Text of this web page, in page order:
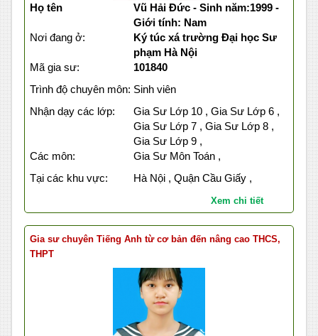
Họ tên
Vũ Hải Đức - Sinh năm:1999 -
Giới tính: Nam
Nơi đang ở:
Ký túc xá trường Đại học Sư
phạm Hà Nội
Mã gia sư:
101840
Trình độ chuyên môn: Sinh viên
Nhận dạy các lớp:
Gia Sư Lớp 10 , Gia Sư Lớp 6 ,
Gia Sư Lớp 7 , Gia Sư Lớp 8 ,
Gia Sư Lớp 9 ,
Các môn:
Gia Sư Môn Toán ,
Tại các khu vực:
Hà Nội , Quận Cầu Giấy ,
Xem chi tiết
Gia sư chuyên Tiếng Anh từ cơ bản đến nâng cao THCS,
THPT